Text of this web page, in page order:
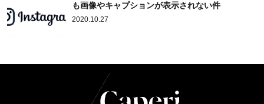
も画像やキャプションが表示されない件
2020.10.27